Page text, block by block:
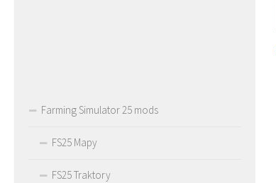
Farming Simulator 25 mods
FS25 Mapy
FS25 Traktory